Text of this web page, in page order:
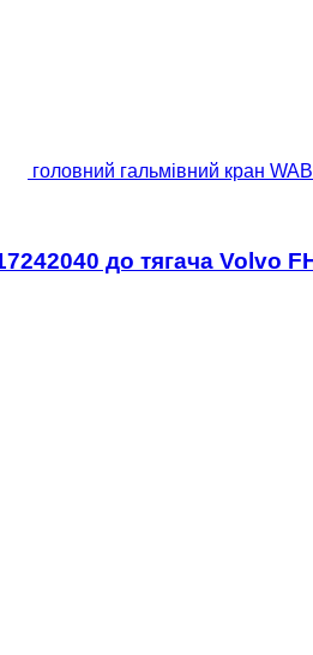
головний гальмівний кран
до тягача Volvo